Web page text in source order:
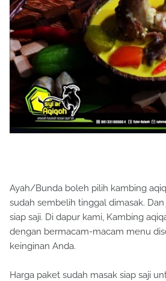
Ayah/Bunda boleh pilih kambing
sudah sembelih tinggal dimasak.
siap saji. Di dapur kami, Kambing
dengan bermacam-macam menu
keinginan Anda.
Harga paket sudah masak siap saji